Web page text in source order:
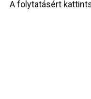
A folytatásért